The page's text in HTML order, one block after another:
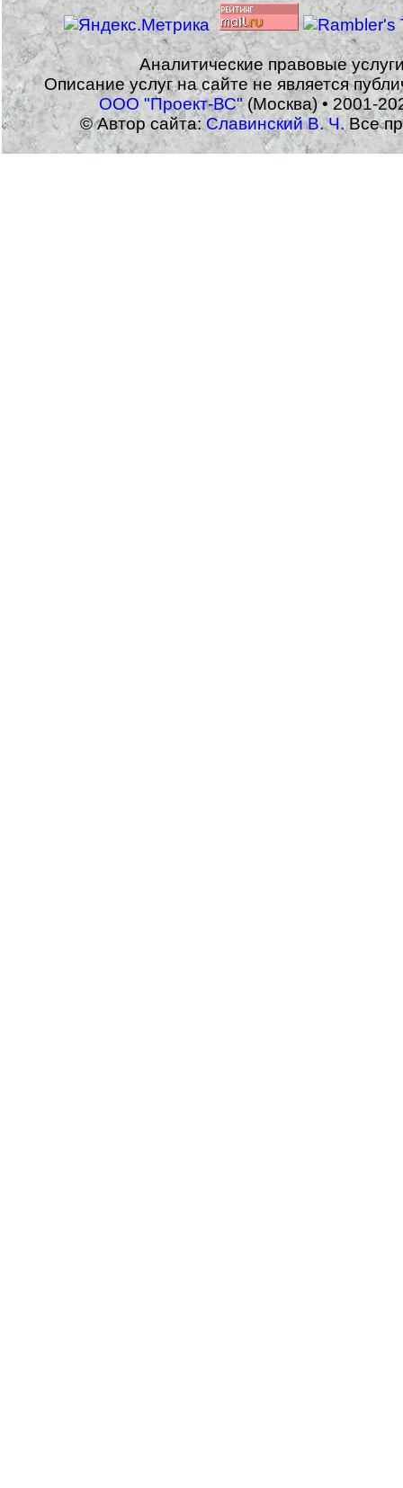
Аналитические правовые
Описание услуг на сайте не является
ООО "Проект-ВС"(Москва) • 2001-
© Автор сайта:Славинский В. Ч.Все